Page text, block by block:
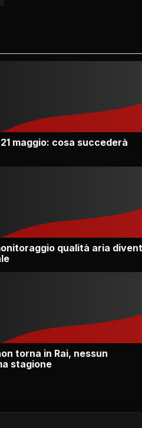
maggio: cosa succederà
qualità aria
torna in Rai, nessun
stagione